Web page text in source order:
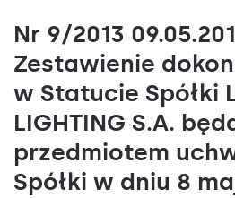
Nr 9/2013
Zestawienie
w Statucie Spółki
LIGHTING S.A.
przedmiotem
Spółki w dniu 8